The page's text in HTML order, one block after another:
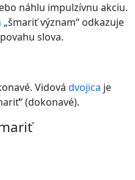
náhlu impulzívnu akciu.
„šmariť význam“ odkazuje
slova.
Vidová dvojica je
(dokonavé).